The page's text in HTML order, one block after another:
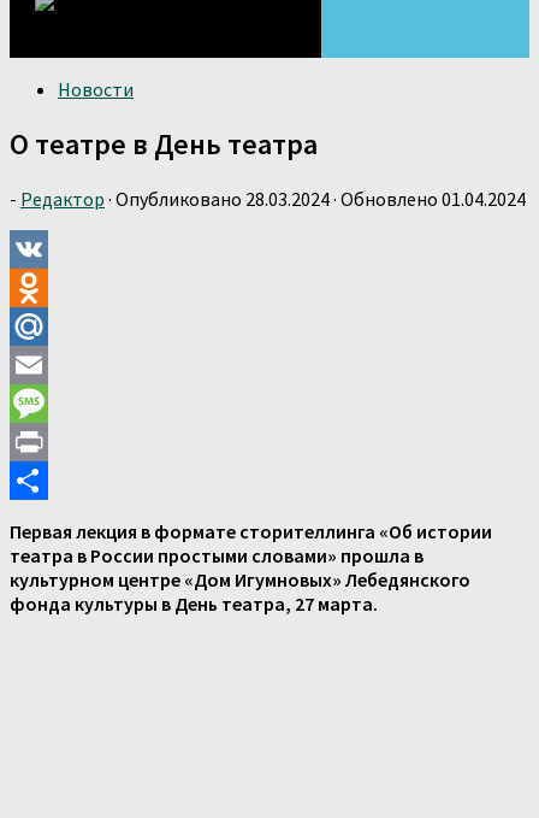
Новости
О театре в День театра
- Редактор · Опубликовано 28.03.2024· Обновлено 01.04.2024
VK
Odnoklassniki
Mail.Ru
Email
Message
Print
Первая лекция в формате сторителлинга «Об истории
театра в России простыми словами» прошла в
культурном центре «Дом Игумновых» Лебедянского
фонда культуры в День театра, 27 марта.